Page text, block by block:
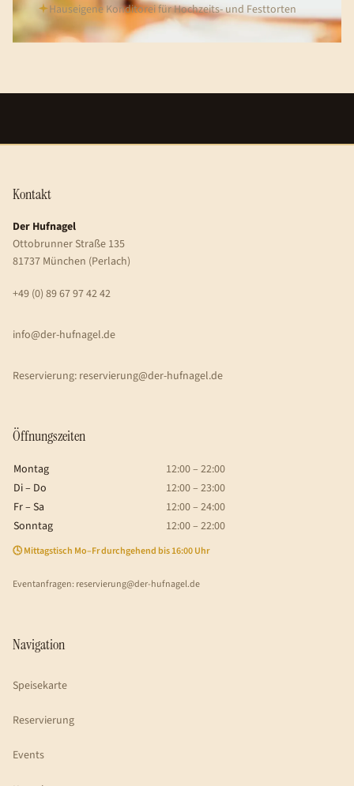
Hauseigene Konditorei für Hochzeits- und Festtorten
Kontakt
Der Hufnagel
Ottobrunner Straße 135
81737 München (Perlach)
+49 (0) 89 67 97 42 42
info@der-hufnagel.de
Reservierung: reservierung@der-hufnagel.de
Öffnungszeiten
Montag
12:00 – 22:00
Di – Do
12:00 – 23:00
Fr – Sa
12:00 – 24:00
Sonntag
12:00 – 22:00
🕓 Mittagstisch Mo–Fr durchgehend bis 16:00 Uhr
Eventanfragen: reservierung@der-hufnagel.de
Navigation
Speisekarte
Reservierung
Events